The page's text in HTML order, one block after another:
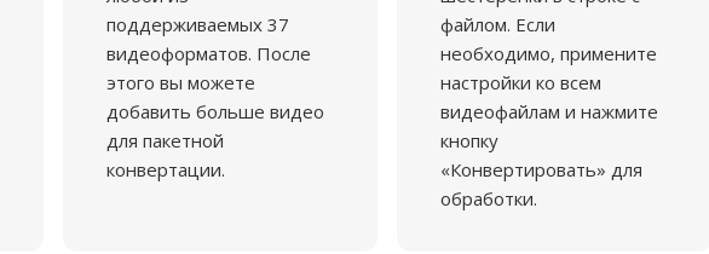
поддерживаемых 37
видеоформатов. После
этого вы можете
добавить больше видео
для пакетной
конвертации.
файлом. Если
необходимо, примените
настройки ко всем
видеофайлам и нажмите
кнопку
«Конвертировать» для
обработки.